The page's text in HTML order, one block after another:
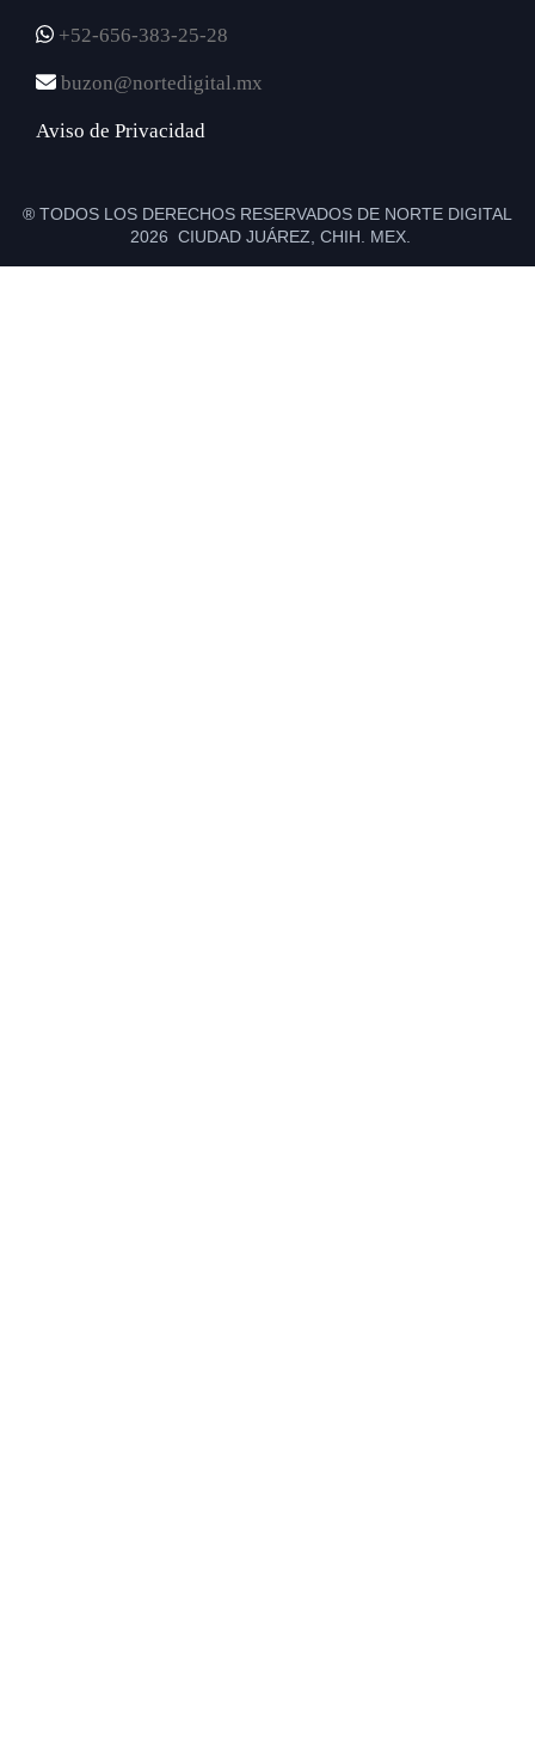
+52-656-383-25-28
buzon@nortedigital.mx
Aviso de Privacidad
® TODOS LOS DERECHOS RESERVADOS DE NORTE DIGITAL
2026 CIUDAD JUÁREZ, CHIH. MEX.